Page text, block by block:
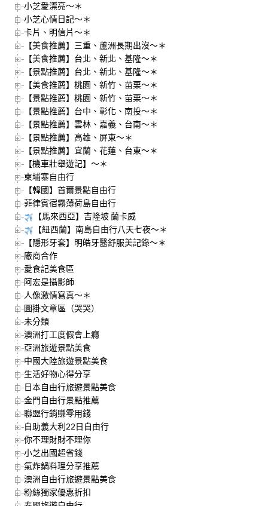
小芝愛漂亮～＊
小芝心情日記～＊
卡片、明信片～＊
【美食推薦】三重、蘆洲長期出沒～＊
【美食推薦】台北、新北、基隆～＊
【景點推薦】台北、新北、基隆～＊
【美食推薦】桃園、新竹、苗栗～＊
【景點推薦】桃園、新竹、苗栗～＊
【景點推薦】台中、彰化、南投～＊
【景點推薦】雲林、嘉義、台南～＊
【景點推薦】高雄、屏東～＊
【景點推薦】宜蘭、花蓮、台東～＊
【機車壯舉遊記】～＊
柬埔寨自由行
【韓國】首爾景點自由行
菲律賓宿霧薄荷島自由行
【馬來西亞】吉隆坡 蘭卡威
【紐西蘭】南島自由行八天七夜～＊
【隱形牙套】明皓牙醫舒服美記錄～＊
廠商合作
愛食記美食區
阿宏是攝影師
人像激情寫真～＊
圖掛文章區（哭哭）
未分類
澳洲打工度假會上癮
亞洲旅遊景點美食
中國大陸旅遊景點美食
生活好物心得分享
日本自由行旅遊景點美食
金門自由行景點推薦
聯盟行銷賺零用錢
自助義大利22日自由行
你不理財財不理你
小芝出國超省錢
氣炸鍋料理分享推薦
澳洲自由行旅遊景點美食
粉絲獨家優惠折扣